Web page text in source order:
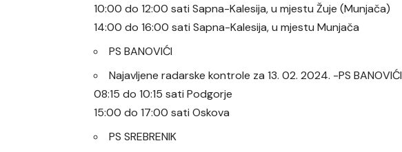
10:00 do 12:00 sati Sapna-Kalesija, u mjestu Žuje (Munjača)
14:00 do 16:00 sati Sapna-Kalesija, u mjestu Munjača
PS BANOVIĆI
Najavljene radarske kontrole za 13. 02. 2024. -PS BANOVIĆI
08:15 do 10:15 sati Podgorje
15:00 do 17:00 sati Oskova
PS SREBRENIK